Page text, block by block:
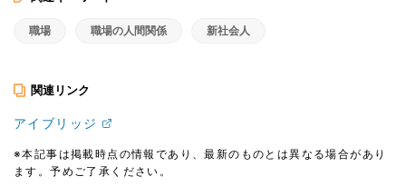
職場 職場の人間関係 新社会人
関連リンク
アイブリッジ
※本記事は掲載時点の情報であり、最新のものとは異なる場合があり
ます。予めご了承ください。